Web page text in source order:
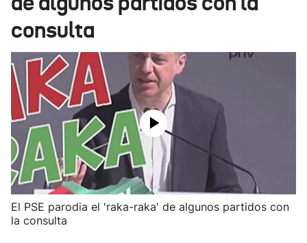
consulta
El PSE parodia el 'raka-raka' de algunos partidos con
la consulta